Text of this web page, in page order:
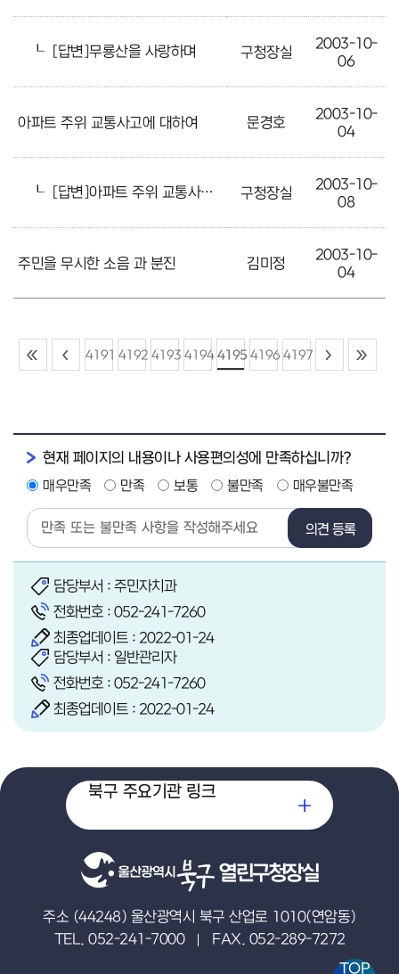
TOP
┖ [답변]무룡산을 사랑하며 구청장실
2003-10-
06
아파트 주위 교통사고에 대하여 문경호
2003-10-
04
┖ [답변]아파트 주위 교통사고에 대하여 구청장실
2003-10-
08
주민을 무시한 소음 과 분진 김미정
2003-10-
04
4191 4192 4193 4194 4195 4196 4197
현재 페이지의 내용이나 사용편의성에 만족하십니까?
매우만족 만족 보통 불만족 매우불만족
의견 등록
담당부서 : 주민자치과
전화번호 : 052-241-7260
최종업데이트 : 2022-01-24
담당부서 : 일반관리자
전화번호 : 052-241-7260
최종업데이트 : 2022-01-24
열린구청장실
주소 (44248) 울산광역시 북구 산업로 1010(연암동)
TEL. 052-241-7000
FAX. 052-289-7272
북구 주요기관 링크